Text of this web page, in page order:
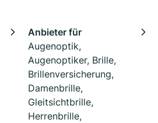
Anbieter für
Augenoptik,
Augenoptiker, Brille,
Brillenversicherung,
Damenbrille,
Gleitsichtbrille,
Herrenbrille,